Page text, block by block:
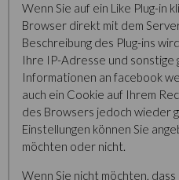
Wenn Sie auf ein Like Plug-in
Browser direkt mit dem
Beschreibung des Plug-ins
Ihre IP-Adresse und
Informationen an facebook
auch ein Cookie auf Ihrem
des Browsers jedoch wieder
Einstellungen können Sie
möchten oder nicht.
Wenn Sie nicht möchten,